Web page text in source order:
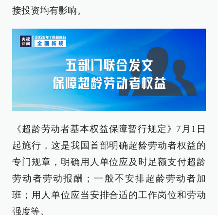
接投资均有影响。
《超龄劳动者基本权益保障暂行规定》7月1日
起施行，这是我国首部明确超龄劳动者权益的
专门规章，明确用人单位应及时足额支付超龄
劳动者劳动报酬；一般不安排超龄劳动者加
班；用人单位应当安排合适的工作岗位和劳动
强度等。